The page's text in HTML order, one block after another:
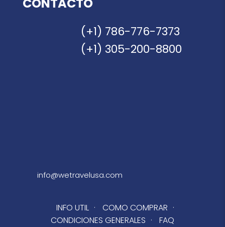
(+1) 786-776-7373
(+1) 305-200-8800
info@wetravelusa.com
INFO UTIL · COMO COMPRAR ·
CONDICIONES GENERALES · FAQ